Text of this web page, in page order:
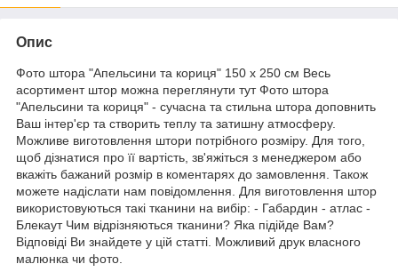
Опис
Фото штора "Апельсини та кориця" 150 х 250 см Весь
асортимент штор можна переглянути тут Фото штора
"Апельсини та кориця" - сучасна та стильна штора доповнить
Ваш інтер'єр та створить теплу та затишну атмосферу.
Можливе виготовлення штори потрібного розміру. Для того,
щоб дізнатися про її вартість, зв'яжіться з менеджером або
вкажіть бажаний розмір в коментарях до замовлення. Також
можете надіслати нам повідомлення. Для виготовлення штор
використовуються такі тканини на вибір: - Габардин - атлас -
Блекаут Чим відрізняються тканини? Яка підійде Вам?
Відповіді Ви знайдете у цій статті. Можливий друк власного
малюнка чи фото.